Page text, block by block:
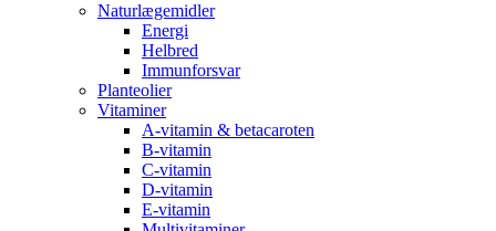
Naturlægemidler
Energi
Helbred
Immunforsvar
Planteolier
Vitaminer
A-vitamin & betacaroten
B-vitamin
C-vitamin
D-vitamin
E-vitamin